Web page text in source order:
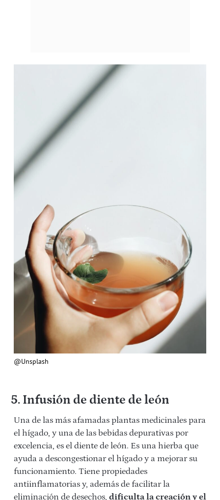
@Unsplash
5. Infusión de diente de león
Una de las más afamadas plantas medicinales para
el hígado, y una de las bebidas depurativas por
excelencia, es el diente de león. Es una hierba que
ayuda a descongestionar el hígado y a mejorar su
funcionamiento. Tiene propiedades
antiinflamatorias y, además de facilitar la
eliminación de desechos, dificulta la creación y el